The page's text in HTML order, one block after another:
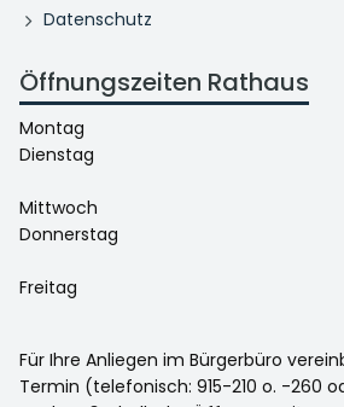
Datenschutz
Öffnungszeiten Rathaus
Montag
Dienstag
Mittwoch
Donnerstag
Freitag
Für Ihre Anliegen im Bürgerbüro
Termin (telefonisch: 915-210 o. -260